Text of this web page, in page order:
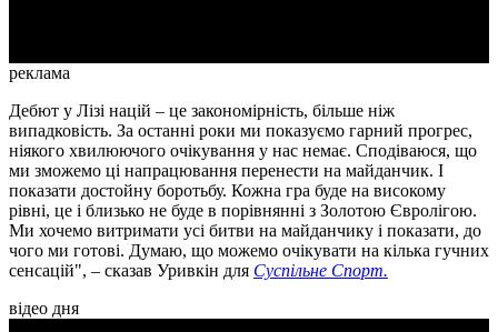
реклама
Дебют у Лізі націй – це закономірність, більше ніж
випадковість. За останні роки ми показуємо гарний прогрес,
ніякого хвилюючого очікування у нас немає. Сподіваюся, що
ми зможемо ці напрацювання перенести на майданчик. І
показати достойну боротьбу. Кожна гра буде на високому
рівні, це і близько не буде в порівнянні з Золотою Євролігою.
Ми хочемо витримати усі битви на майданчику і показати, до
чого ми готові. Думаю, що можемо очікувати на кілька гучних
сенсацій", – сказав Уривкін для Суспільне Спорт.
відео дня